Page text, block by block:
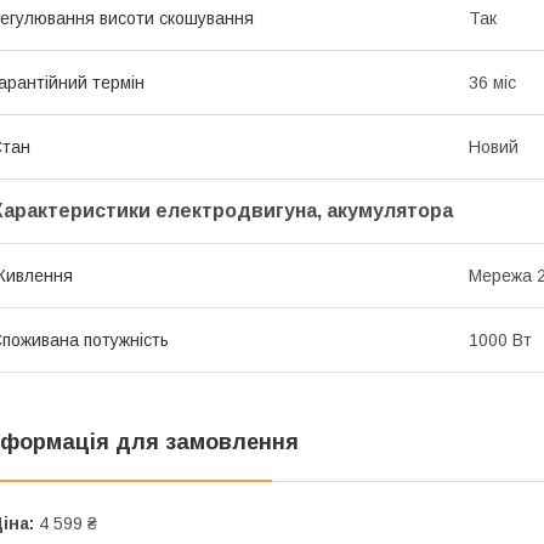
висоти скошування Так
термін 36 міс
Новий
електродвигуна, акумулятора
Мережа
потужність 1000 Вт
для замовлення
4 599 ₴